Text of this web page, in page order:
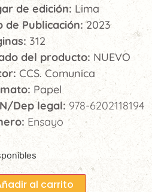
de edición: Lima
de Publicación:2023
312
del producto: NUEVO
CCS. Comunica
Papel
Dep legal: 978-6202118194
Ensayo
al carrito